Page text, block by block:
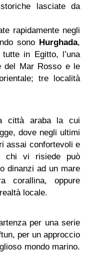
lasciate da
rapidamente negli
sono Hurghada,
tutte in Egitto, l’una
del Mar Rosso e le
tre località
città araba la cui
dove negli ultimi
assai confortevoli e
chi vi risiede può
dinanzi ad un mare
corallina, oppure
locale.
per una serie
per un approccio
mondo marino.